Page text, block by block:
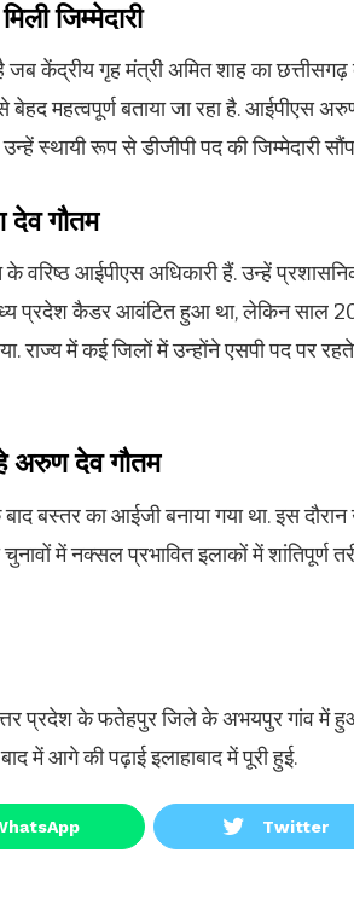
जिम्मेदारी
केंद्रीय गृह मंत्री अमित शाह का छत्तीसगढ़
महत्वपूर्ण बताया जा रहा है. आईपीएस
स्‍थायी रूप से डीजीपी पद की जिम्मेदारी
गौतम
वरिष्ठ आईपीएस अधिकारी हैं. उन्‍हें
प्रदेश कैडर आवंटित हुआ था, लेकिन साल
राज्य में कई जिलों में उन्‍होंने एसपी पद पर
अरुण देव गौतम
बस्‍तर का आईजी बनाया गया था. इस दौरान
में नक्सल प्रभावित इलाकों में शांतिपूर्ण
प्रदेश के फतेहपुर जिले के अभयपुर गांव में
में आगे की पढ़ाई इलाहाबाद में पूरी हुई.
Twitter